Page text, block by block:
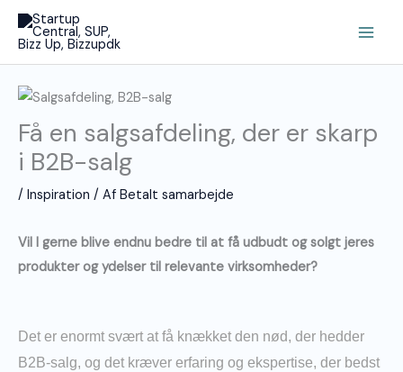
indholdet
Få en salgsafdeling, der er skarp
i B2B-salg
/ Inspiration / Af Betalt samarbejde
Vil I gerne blive endnu bedre til at få udbudt og solgt jeres
produkter og ydelser til relevante virksomheder?
Det er enormt svært at få knækket den nød, der hedder
B2B-salg, og det kræver erfaring og ekspertise, der bedst